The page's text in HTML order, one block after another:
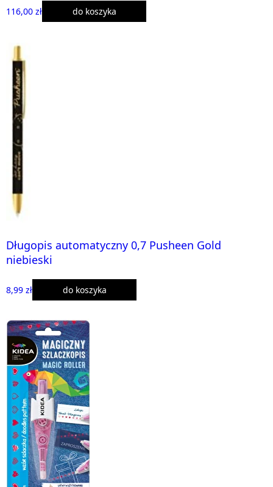
116,00 zł do koszyka
Długopis automatyczny 0,7 Pusheen Gold
niebieski
8,99 zł do koszyka